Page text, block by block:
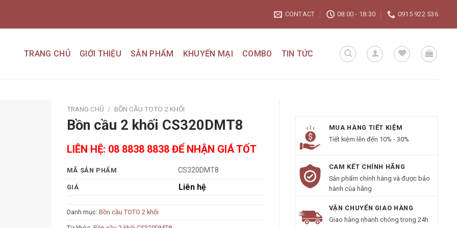
CONTACT 08:00 - 18:30 0915 922 536
TRANG CHỦ GIỚI THIỆU SẢN PHẨM KHUYẾN MẠI COMBO TIN TỨC
TRANG CHỦ / BỒN CẦU TOTO 2 KHỐI
Bồn cầu 2 khối CS320DMT8
LIÊN HỆ: 08 8838 8838 ĐỂ NHẬN GIÁ TỐT
MÃ SẢN PHẨM CS320DMT8
GIÁ Liên hệ
Danh mục: Bồn cầu TOTO 2 khối
MUA HÀNG TIẾT KIỆM
Tiết kiệm lên đến 10% - 30%
CAM KẾT CHÍNH HÃNG
Sản phẩm chính hàng và được bảo
hành của hãng
VẬN CHUYỂN GIAO HÀNG
Giao hàng nhanh chóng trong 24h